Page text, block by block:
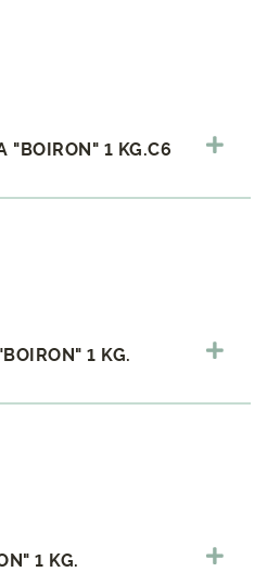
"BOIRON" 1 KG.C6
1 KG.
1 KG.